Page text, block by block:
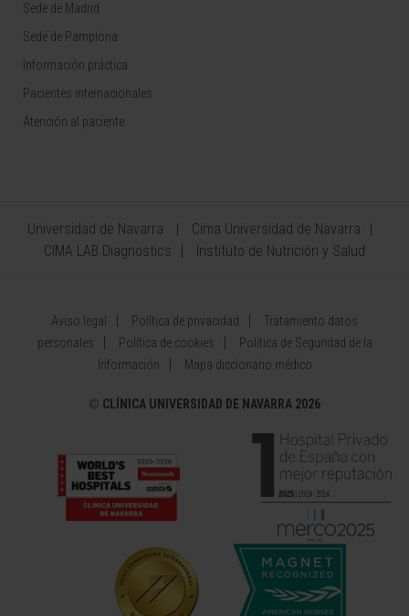
Sede de Madrid
Sede de Pamplona
Información práctica
Pacientes internacionales
Atención al paciente
Universidad de Navarra
Cima Universidad de Navarra
CIMA LAB Diagnostics
Instituto de Nutrición y Salud
Aviso legal Política de privacidad
Tratamiento datos
personales
Política de cookies
Política de Seguridad de la
Información
Mapa diccionario médico
© CLÍNICA UNIVERSIDAD DE NAVARRA 2026